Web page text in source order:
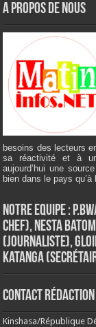
A Propos de Nous
besoins des lecteurs
sa réactivité et à
aujourd’hui une
bien dans le pays qu’à
Notre Equipe :
Chef), Nesta
(Journaliste),
Katanga
Contact Rédaction
Kinshasa/République